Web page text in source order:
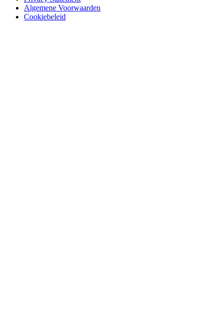
Algemene Voorwaarden
Cookiebeleid